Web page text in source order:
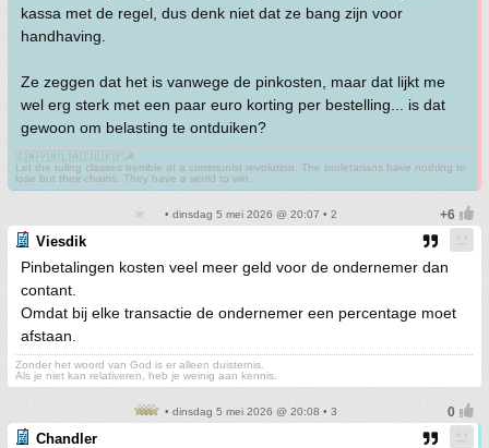
kassa met de regel, dus denk niet dat ze bang zijn voor
handhaving.
Ze zeggen dat het is vanwege de pinkosten, maar dat lijkt me
wel erg sterk met een paar euro korting per bestelling... is dat
gewoon om belasting te ontduiken?
🇨🇳🇻🇳🇱🇦🇨🇺🇰🇵☭
Let the ruling classes tremble at a communist revolution. The proletarians have nothing to
lose but their chains. They have a world to win.
• dinsdag 5 mei 2026 @ 20:07 • 2
Viesdik
Pinbetalingen kosten veel meer geld voor de ondernemer dan
contant.
Omdat bij elke transactie de ondernemer een percentage moet
afstaan.
Zonder het woord van God is er alleen duisternis.
Als je niet kan relativeren, heb je weinig aan kennis.
• dinsdag 5 mei 2026 @ 20:08 • 3
Chandler